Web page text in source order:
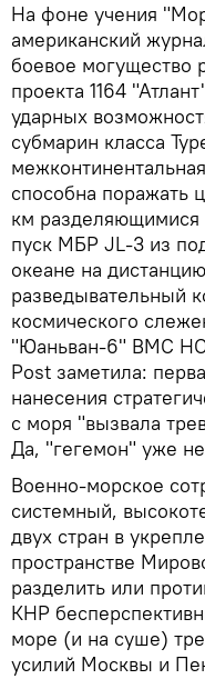
На фоне учения
американский
боевое могущество
проекта 1164
ударных
субмарин класса
способна поражать
км
пуск МБР JL-3 из
океане на
разведывательный
космического
"Юаньван-6" ВМС
Post заметила:
нанесения
с моря "вызвала
Да, "гегемон" уже не
Военно-морское
системный,
двух стран в
пространстве
разделить или
КНР
море (и на суше)
усилий Москвы и